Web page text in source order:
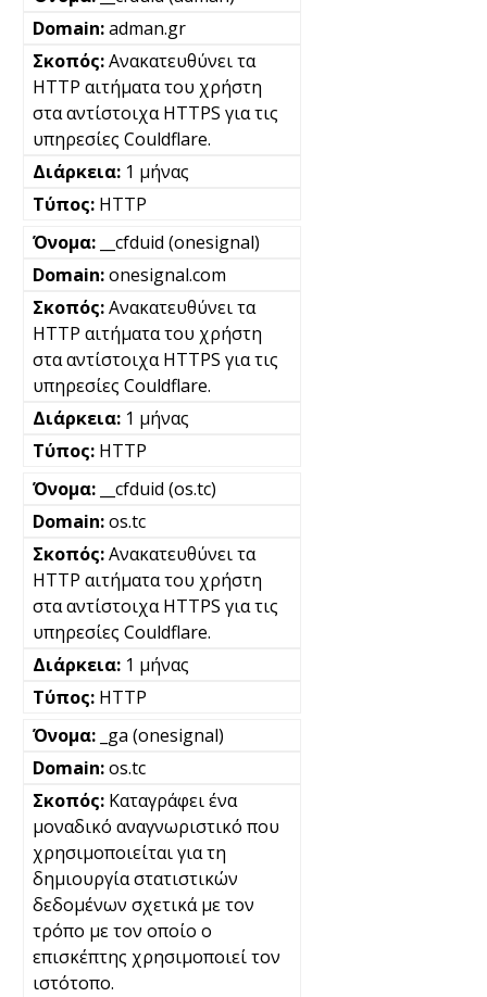
adman.gr
Ανακατευθύνει τα
HTTP αιτήματα του χρήστη
στα αντίστοιχα HTTPS για τις
υπηρεσίες Couldflare.
1 μήνας
HTTP
__cfduid (onesignal)
onesignal.com
Ανακατευθύνει τα
HTTP αιτήματα του χρήστη
στα αντίστοιχα HTTPS για τις
υπηρεσίες Couldflare.
1 μήνας
HTTP
__cfduid (os.tc)
os.tc
Ανακατευθύνει τα
HTTP αιτήματα του χρήστη
στα αντίστοιχα HTTPS για τις
υπηρεσίες Couldflare.
1 μήνας
HTTP
_ga (onesignal)
os.tc
Καταγράφει ένα
μοναδικό αναγνωριστικό που
χρησιμοποιείται για τη
δημιουργία στατιστικών
δεδομένων σχετικά με τον
τρόπο με τον οποίο ο
επισκέπτης χρησιμοποιεί τον
ιστότοπο.